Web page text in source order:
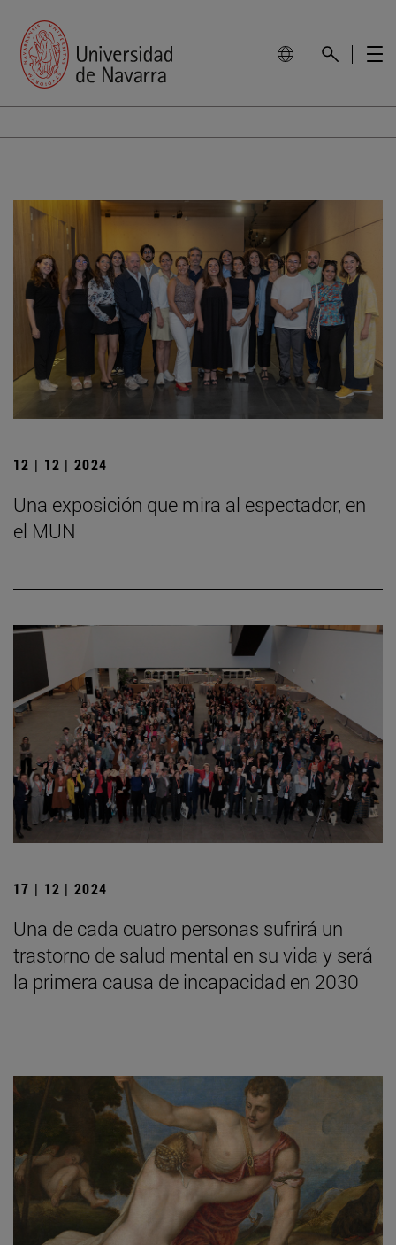
12 | 12 | 2024
Una exposición que mira al espectador, en
el MUN
17 | 12 | 2024
Una de cada cuatro personas sufrirá un
trastorno de salud mental en su vida y será
la primera causa de incapacidad en 2030